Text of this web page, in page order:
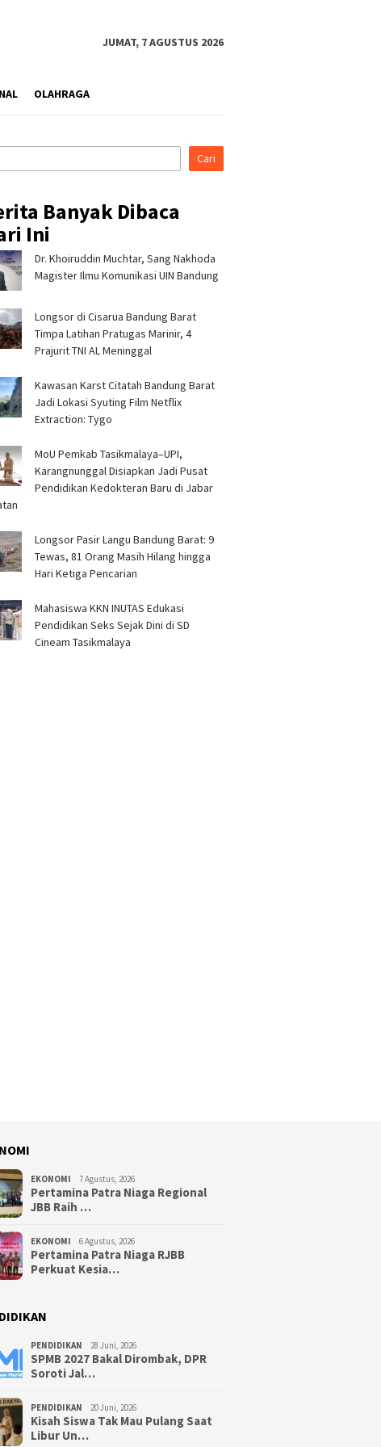
JUMAT, 7 AGUSTUS 2026
OLAHRAGA
ke Ponpes Baitul
Kapolres
Minta Dukungan
Jaga Keamanan
Pertamina Patra Niaga, PLN
Nusantara Power UP
bagi Anak Penyintas Gempa
di Sigi
Cari
Banyak Dibaca
Ini
Dr. Khoiruddin Muchtar, Sang Nakhoda
Magister Ilmu Komunikasi UIN Bandung
Longsor di Cisarua Bandung Barat
Timpa Latihan Pra­tugas Marinir, 4
Prajurit TNI AL Meninggal
Kawasan Karst Citatah Bandung Barat
Jadi Lokasi Syuting Film Netflix
Extraction: Tygo
MoU Pemkab Tasikmalaya–UPI,
Karangnunggal Disiapkan Jadi Pusat
Pendidikan Kedokteran Baru di Jabar
Longsor Pasir Langu Bandung Barat: 9
Tewas, 81 Orang Masih Hilang hingga
Hari Ketiga Pencarian
Mahasiswa KKN INUTAS Edukasi
Pendidikan Seks Sejak Dini di SD
Cineam Tasikmalaya
EKONOMI 7 Agustus, 2026
Pertamina Patra Niaga Regional
JBB Raih …
EKONOMI 6 Agustus, 2026
Pertamina Patra Niaga RJBB
Perkuat Kesia…
PENDIDIKAN 28 Juni, 2026
SPMB 2027 Bakal Dirombak, DPR
Soroti Jal…
PENDIDIKAN 20 Juni, 2026
Kisah Siswa Tak Mau Pulang Saat
Libur Un…